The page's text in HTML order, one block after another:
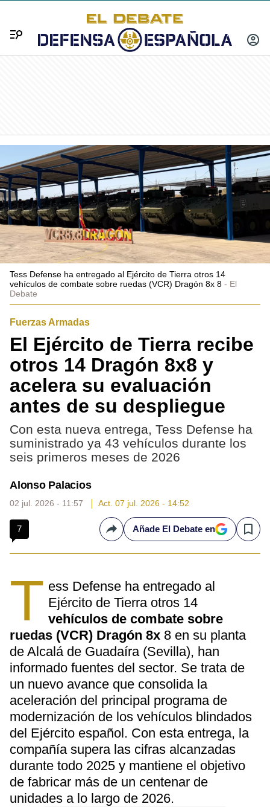
INICIAR
Menú
Tess Defense ha entregado al Ejército de Tierra otros 14
vehículos de combate sobre ruedas (VCR) Dragón 8x 8
El
Debate
Fuerzas Armadas
El Ejército de Tierra recibe
otros 14 Dragón 8x8 y
acelera su evaluación
antes de su despliegue
Con esta nueva entrega, Tess Defense ha
suministrado ya 43 vehículos durante los
seis primeros meses de 2026
Alonso Palacios
02 jul. 2026 - 11:57 Act. 07 jul. 2026 - 14:52
7 CompartirAñade El Debate en Save
T ess Defense ha entregado al
Ejército de Tierra otros 14
vehículos de combate sobre
ruedas (VCR) Dragón 8x 8 en su planta
de Alcalá de Guadaíra (Sevilla), han
informado fuentes del sector. Se trata de
un nuevo avance que consolida la
aceleración del principal programa de
modernización de los vehículos blindados
del Ejército español. Con esta entrega, la
compañía supera las cifras alcanzadas
durante todo 2025 y mantiene el objetivo
de fabricar más de un centenar de
unidades a lo largo de 2026.